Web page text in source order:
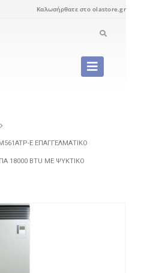
Καλωσήρθατε στο olastore.gr
E ΕΠΑΓΓΕΛΜΑΤΙΚΌ
18000 BTU ΜΕ ΨΥΚΤΙΚΌ